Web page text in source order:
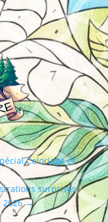
Coloriage et
surprises
→